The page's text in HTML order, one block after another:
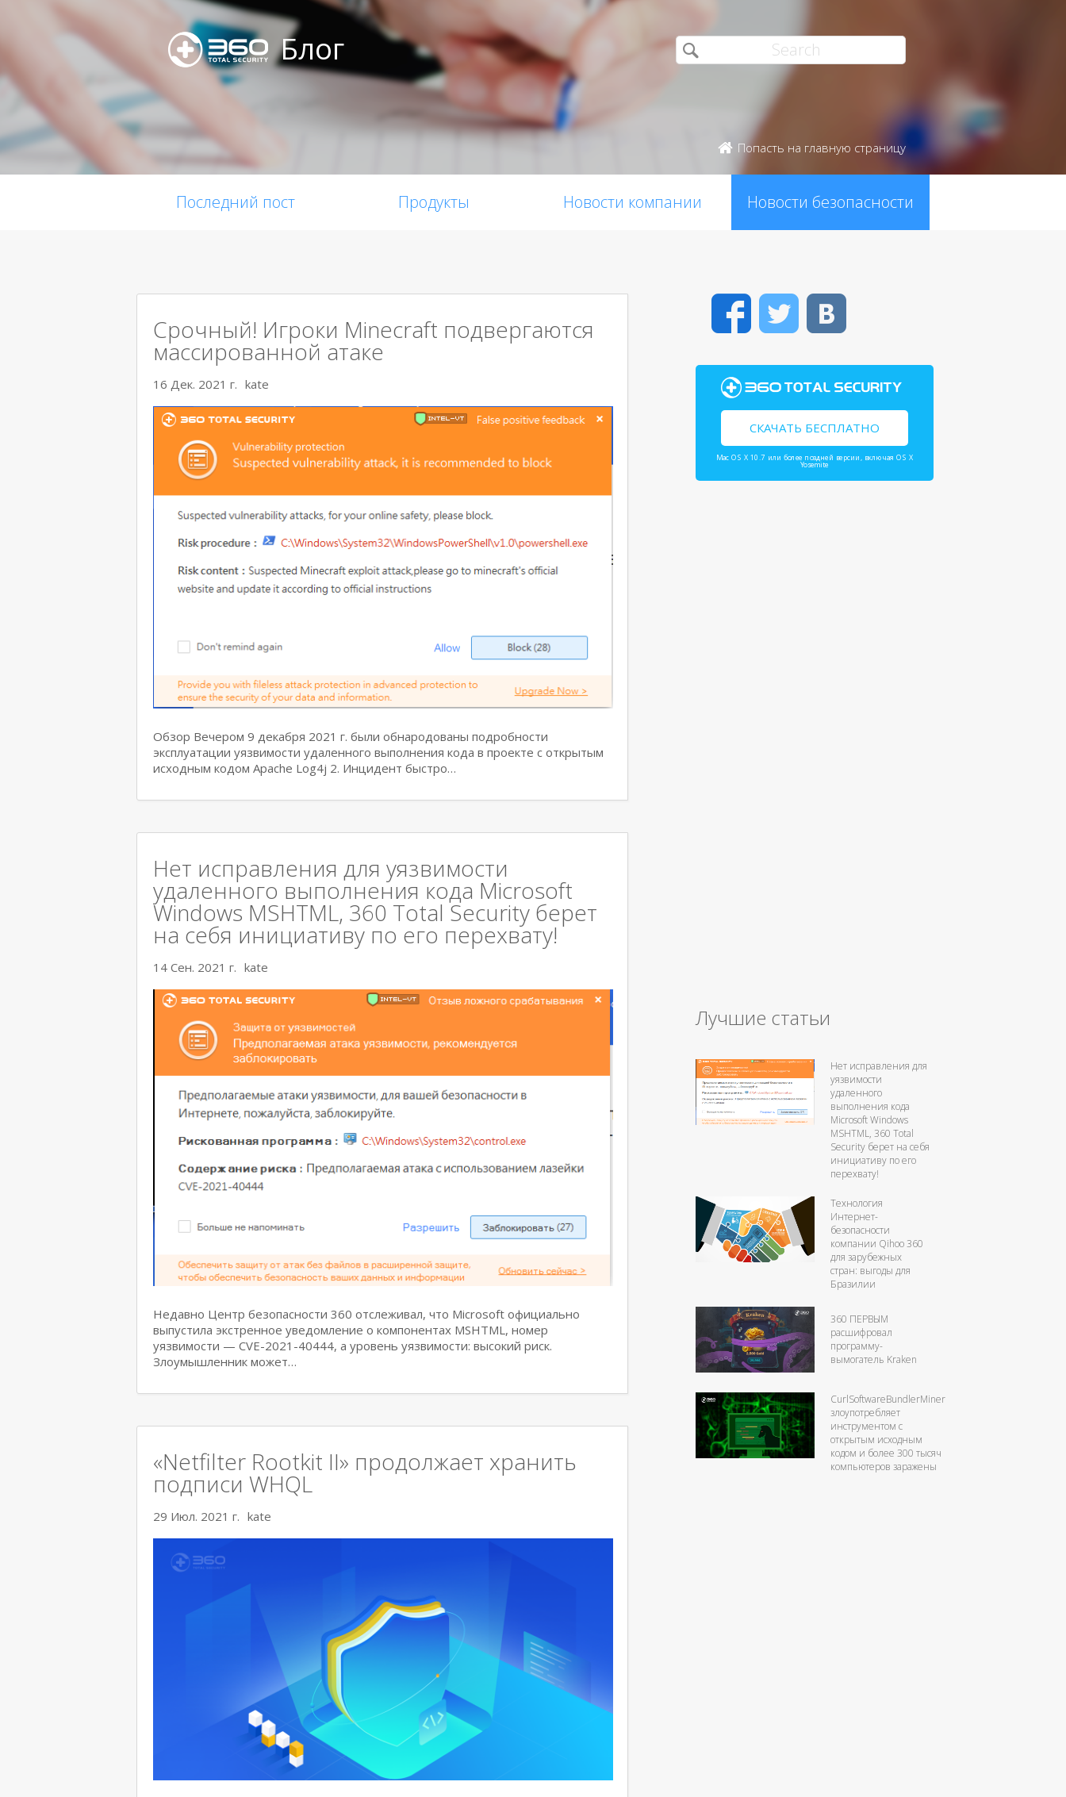
Блог
Попасть на главную страницу
Последний пост Продукты Новости компании Новости безопасности
Срочный! Игроки Minecraft подвергаются
массированной атаке
16 Дек. 2021 г. kate
Обзор Вечером 9 декабря 2021 г. были обнародованы подробности
эксплуатации уязвимости удаленного выполнения кода в проекте с открытым
исходным кодом Apache Log4j 2. Инцидент быстро…
Нет исправления для уязвимости
удаленного выполнения кода Microsoft
Windows MSHTML, 360 Total Security берет
на себя инициативу по его перехвату!
14 Сен. 2021 г. kate
Недавно Центр безопасности 360 отслеживал, что Microsoft официально
выпустила экстренное уведомление о компонентах MSHTML, номер
уязвимости — CVE-2021-40444, а уровень уязвимости: высокий риск.
Злоумышленник может…
«Netfilter Rootkit II» продолжает хранить
подписи WHQL
29 Июл. 2021 г. kate
FacebookTwitter
СКАЧАТЬ БЕСПЛАТНО
Mac OS X 10.7 или более поздней версии, включая OS X
Yosemite
Лучшие статьи
Нет исправления для
уязвимости
удаленного
выполнения кода
Microsoft Windows
MSHTML, 360 Total
Security берет на себя
инициативу по его
перехвату!
Технология
Интернет-
безопасности
компании Qihoo 360
для зарубежных
стран: выгоды для
Бразилии
360 ПЕРВЫМ
расшифровал
программу-
вымогатель Kraken
CurlSoftwareBundlerMiner
злоупотребляет
инструментом с
открытым исходным
кодом и более 300 тысяч
компьютеров заражены